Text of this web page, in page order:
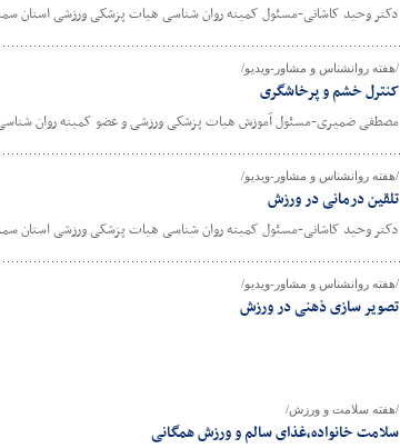
دکتر وحید کاشانی-مسئول کمیته روان شناسی هیات پزشکی ورزشی استان
/هفته روانشناس و مشاور-ویدیو/
کنترل خشم و پرخاشگری
مصطفی ضمیری-مسئول آموزش هیات پزشکی ورزشی و عضو کمیته روان
/هفته روانشناس و مشاور-ویدیو/
تلقین درمانی در ورزش
دکتر وحید کاشانی-مسئول کمیته روان شناسی هیات پزشکی ورزشی استان
/هفته روانشناس و مشاور-ویدیو/
تصویر سازی ذهنی در ورزش
/هفته سلامت و ورزش/
سلامت خانواده،غذای سالم و ورزش همگانی